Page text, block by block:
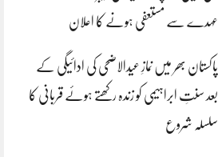
عہدے سے مستعفی ہونے کا اعلان
پاکستان بھر میں نمازِ عیدالاضحی کی ادائیگی کے
بعد سنتِ ابراہیمی کو زندہ رکھتے ہوئے قربانی کا
سلسلہ شروع